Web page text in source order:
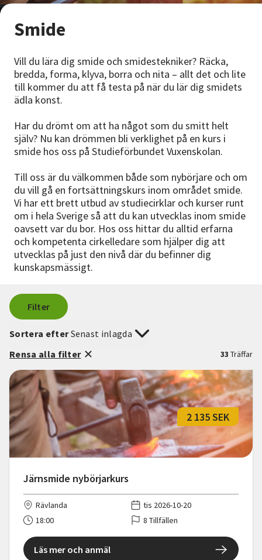
Lyssna
Smide
Vill du lära dig smide och smidestekniker? Räcka,
bredda, forma, klyva, borra och nita – allt det och lite
till kommer du att få testa på när du lär dig smidets
ädla konst.
Har du drömt om att ha något som du smitt helt
själv? Nu kan drömmen bli verklighet på en kurs i
smide hos oss på Studieförbundet Vuxenskolan.
Till oss är du välkommen både som nybörjare och om
du vill gå en fortsättningskurs inom området smide.
Vi har ett brett utbud av studiecirklar och kurser runt
om i hela Sverige så att du kan utvecklas inom smide
oavsett var du bor. Hos oss hittar du alltid erfarna
och kompetenta cirkelledare som hjälper dig att
utvecklas på just den nivå där du befinner dig
kunskapsmässigt.
Filter
33 Träffar
Sortera efterSenast inlagda
Rensa alla filter
Järnsmide nybörjarkurs
2 135 SEK
Rävlanda
tis 2026-10-20
18:00
8 Tillfällen
Läs mer och anmäl